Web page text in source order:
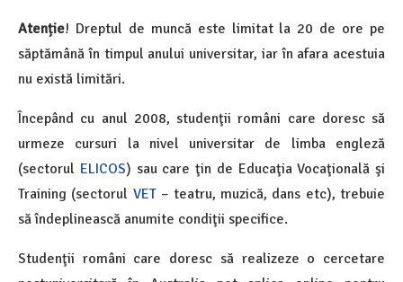
Atenție! Dreptul de muncă este limitat la 20 de ore pe
săptămână în timpul anului universitar, iar în afara acestuia
nu există limitări.
Începând cu anul 2008, studenţii români care doresc să
urmeze cursuri la nivel universitar de limba engleză
(sectorul ELICOS) sau care ţin de Educaţia Vocaţională şi
Training (sectorul VET– teatru, muzică, dans etc), trebuie
să îndeplinească anumite condiţii specifice.
Studenţii români care doresc să realizeze o cercetare